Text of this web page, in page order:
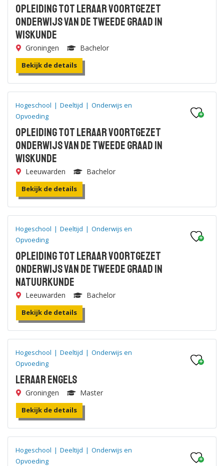
Opleiding tot leraar voortgezet
onderwijs van de tweede graad in
Wiskunde
Groningen Bachelor
Bekijk de details
Hogeschool | Deeltijd | Onderwijs en
Opvoeding
Opleiding tot leraar voortgezet
onderwijs van de tweede graad in
Wiskunde
Leeuwarden Bachelor
Bekijk de details
Hogeschool | Deeltijd | Onderwijs en
Opvoeding
Opleiding tot leraar voortgezet
onderwijs van de tweede graad in
Natuurkunde
Leeuwarden Bachelor
Bekijk de details
Hogeschool | Deeltijd | Onderwijs en
Opvoeding
Leraar Engels
Groningen Master
Bekijk de details
Hogeschool | Deeltijd | Onderwijs en
Opvoeding